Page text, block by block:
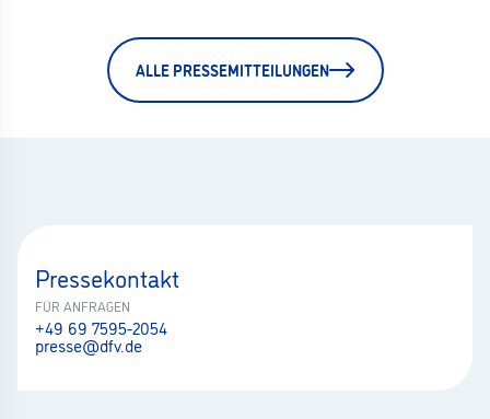
ALLE PRESSEMITTEILUNGEN
Pressekontakt
FÜR ANFRAGEN
+49 69 7595-2054
presse@dfv.de